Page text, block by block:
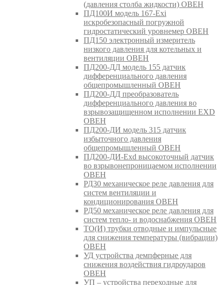
(давления столба жидкости) ОВЕН
ПД100И модель 167-Exi
искробезопасный погружной
гидростатический уровнемер ОВЕН
ПД150 электронный измеритель
низкого давления для котельных и
вентиляции ОВЕН
ПД200-ДД модель 155 датчик
дифференциального давления
общепромышленный ОВЕН
ПД200-ДД преобразователь
дифференциального давления во
взрывозащищенном исполнении EXD
ОВЕН
ПД200-ДИ модель 315 датчик
избыточного давления
общепромышленный ОВЕН
ПД200-ДИ-Exd высокоточный датчик
во взрывонепроницаемом исполнении
ОВЕН
РД30 механическое реле давления для
систем вентиляции и
кондиционирования ОВЕН
РД50 механическое реле давления для
систем тепло- и водоснабжения ОВЕН
ТО(И) трубки отводные и импульсные
для снижения температуры (вибрации)
ОВЕН
УД устройства демпферные для
снижения воздействия гидроударов
ОВЕН
УП – устройства переходные для